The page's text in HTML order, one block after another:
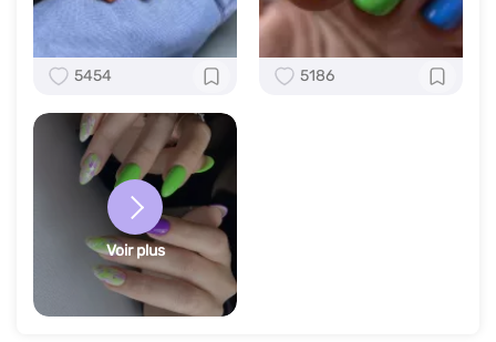
5454 5186
Voir plus